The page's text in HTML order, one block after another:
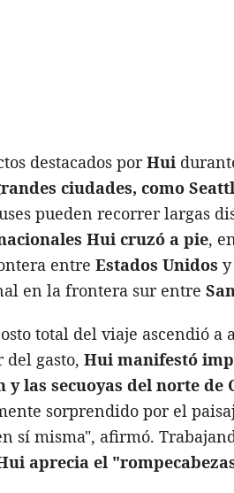
destacados porHui
ciudades, como
pueden recorrer largas
Hui cruzó a pie,
entre Estados Unidos y
en la frontera sur entre
total del viaje ascendió
del gasto, Hui manifestó
y las secuoyas del norte de
sorprendido por el
sí misma", afirmó.
aprecia el